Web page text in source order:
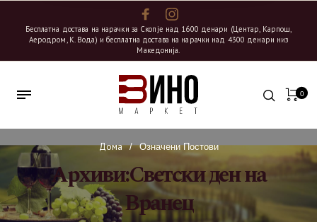
Бесплатна достава на нарачки за Скопје над 1600 денари (Центар, Карпош,
Аеродром, К. Вода) и бесплатна достава на нарачки над 4300 денари низ
Македонија.
0
Дома / Означени Постови
Архиви:Светски ден на
Вранец